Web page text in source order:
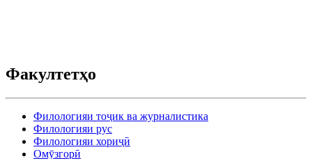
Факултетҳо
Филологияи тоҷик ва журналистика
Филологияи рус
Филологияи хориҷӣ
Омӯзгорӣ